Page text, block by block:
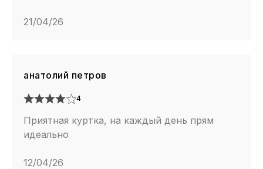
21/04/26
анатолий петров
4
Приятная куртка, на каждый день прям
идеально
12/04/26